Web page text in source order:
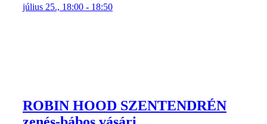
július 25., 18:00 - 18:50
ROBIN HOOD SZENTENDRÉN